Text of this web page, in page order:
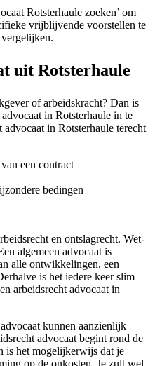
Rotsterhaule zoeken’ om
vrijblijvende voorstellen te
uit Rotsterhaule
of arbeidskracht? Dan is
in Rotsterhaule in te
in Rotsterhaule terecht
een contract
bedingen
en ontslagrecht. Wet-
algemeen advocaat is
alle ontwikkelingen, een
is het iedere keer slim
arbeidsrecht advocaat in
kunnen aanzienlijk
advocaat begint rond de
is het mogelijkerwijs dat je
op de onkosten. Je zult wel